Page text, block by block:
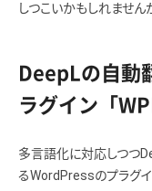
しつこいかもしれません
DeepLの自動
ラグイン「
多言語化に対応しつつ
るWordPressのプラグイ